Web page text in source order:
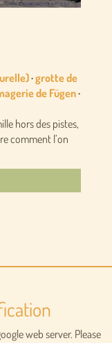
·grotte de
de Fügen·
hors des pistes,
comment l’on
web server. Please